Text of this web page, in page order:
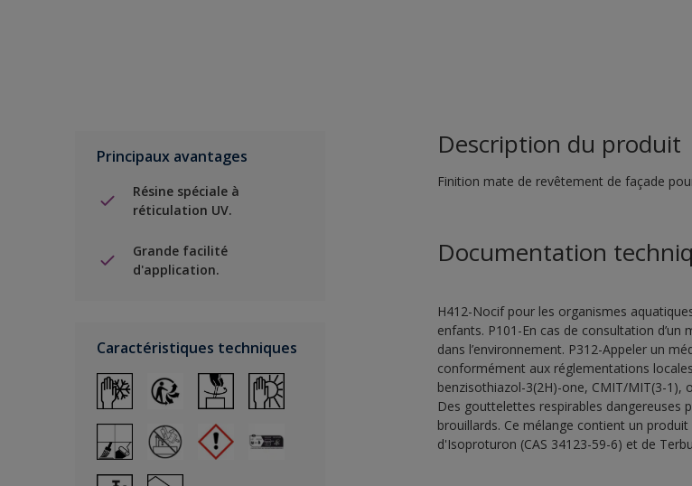
Principaux avantages
Résine spéciale à
réticulation UV.
Grande facilité
d'application.
Caractéristiques techniques
Description du produit
Finition mate de revêtement de façade
Documentation
H412-Nocif pour les organismes
enfants. P101-En cas de consultation
dans l’environnement. P312-Appeler un
conformément aux réglementations
benzisothiazol-3(2H)-one, CMIT/MIT(3-1),
Des gouttelettes respirables dangereuses
brouillards. Ce mélange contient un
d'Isoproturon (CAS 34123-59-6) et de